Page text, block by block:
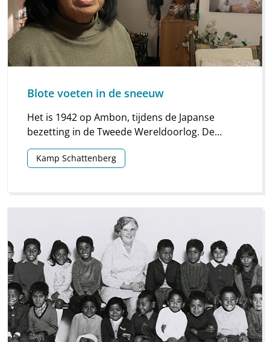
Blote voeten in de sneeuw
Het is 1942 op Ambon, tijdens de Japanse
bezetting in de Tweede Wereldoorlog. De
vijfjarige Fransien ziet haar opa uit een
zelfgemaakte loopgraaf bij hun huis kruipen.
Kamp Schattenberg